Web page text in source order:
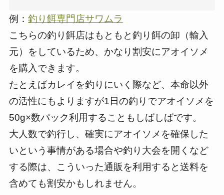
例： 釣り餌専門店サワムラ
こちらの釣り餌店はもともと釣り餌の卸（輸入
元）をしているため、かなり割安にアオイソメ
を購入できます。
たとえばカレイを釣りにいく際など、本命以外
の活性にもよりますが1日の釣りでアオイソメを
50g×数パック利用することもしばしばです。
大人数で釣行し、確実にアオイソメを確保した
いという事情がある場合や釣り大会を開くなど
する際は、こういった通販を利用すると送料を
含めても割安かもしれません。